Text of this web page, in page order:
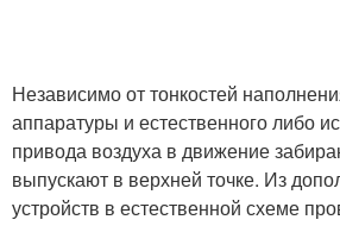
Независимо от тонкостей
аппаратуры и естественного либо
привода воздуха в движение
выпускают в верхней точке. Из
устройств в естественной схеме